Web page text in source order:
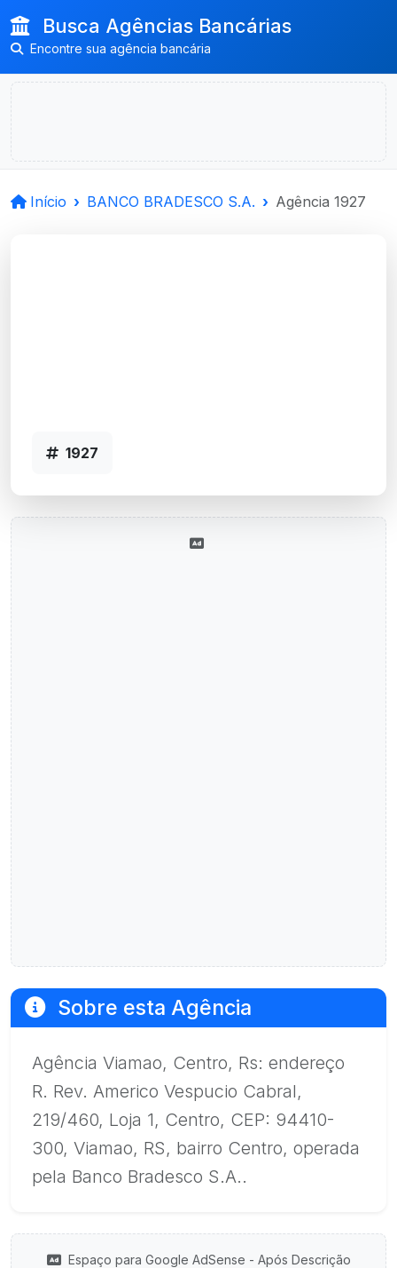
Busca Agências Bancárias
Encontre sua agência bancária
Início BANCO BRADESCO S.A. Agência 1927
1927
Sobre esta Agência
Agência Viamao, Centro, Rs: endereço
R. Rev. Americo Vespucio Cabral,
219/460, Loja 1, Centro, CEP: 94410-
300, Viamao, RS, bairro Centro, operada
pela Banco Bradesco S.A..
Espaço para Google AdSense - Após Descrição